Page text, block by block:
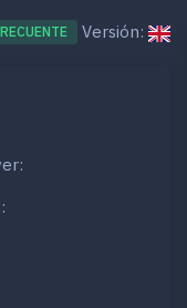
Versión: